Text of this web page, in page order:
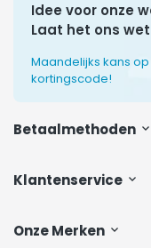
Klantenservice
Onze Merken
Idee voor onze
Laat het ons
Maandelijks kans
kortingscode!
Betaalmethoden